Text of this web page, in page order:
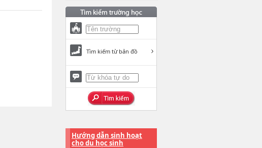
Tìm kiếm từ bản đồ
Hướng dẫn sinh hoạt
cho du học sinh